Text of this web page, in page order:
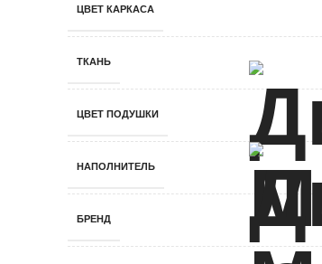
ЦВЕТ КАРКАСА
ТКАНЬ
ЦВЕТ ПОДУШКИ
НАПОЛНИТЕЛЬ
БРЕНД